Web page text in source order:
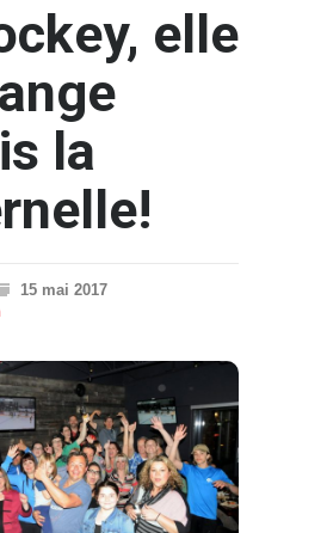
elle
la
15 mai 2017